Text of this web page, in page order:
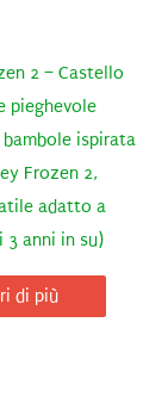
2 – Castello
pieghevole
ispirata
Frozen 2,
adatto a
3 anni in su)
di più